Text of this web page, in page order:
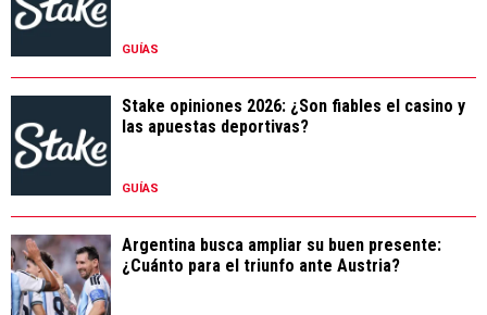
GUÍAS
Stake opiniones 2026: ¿Son fiables el casino y
las apuestas deportivas?
GUÍAS
Argentina busca ampliar su buen presente:
¿Cuánto para el triunfo ante Austria?